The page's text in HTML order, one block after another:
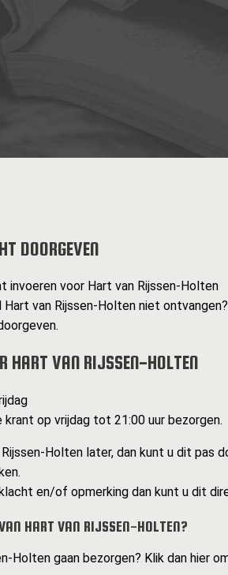
DOORGEVEN
invoeren voor Hart van Rijssen-Holten
van Rijssen-Holten niet
HART VAN RIJSSEN-HOLTEN
krant op vrijdag tot 21:00 uur bezorgen.
Holten later, dan kunt u dit pas
en/of opmerking dan kunt u dit
HART VAN RIJSSEN-HOLTEN?
Holten gaan bezorgen? Klik dan hier